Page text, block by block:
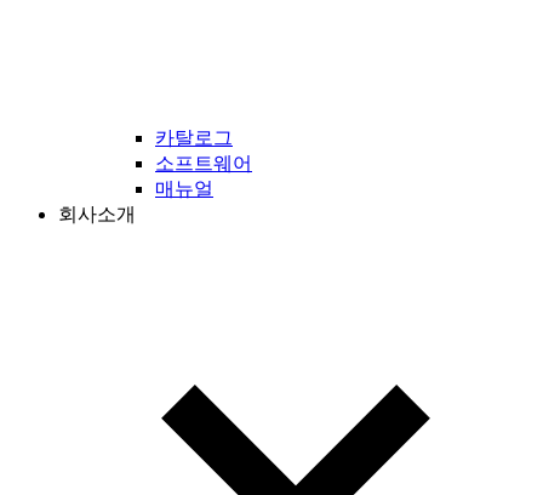
카탈로그
소프트웨어
매뉴얼
회사소개